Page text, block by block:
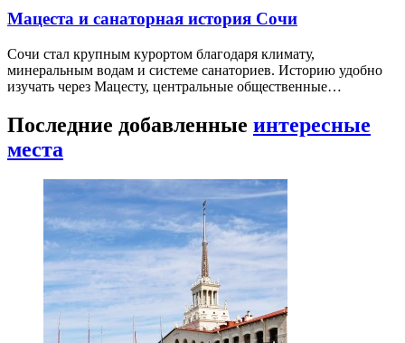
Мацеста и санаторная история Сочи
Сочи стал крупным курортом благодаря климату,
минеральным водам и системе санаториев. Историю удобно
изучать через Мацесту, центральные общественные…
Последние добавленные интересные
места